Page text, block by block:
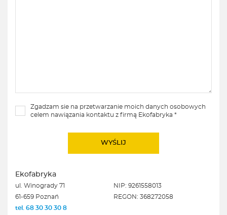
Zgadzam sie na przetwarzanie moich danych osobowych
celem nawiązania kontaktu z firmą Ekofabryka *
Ekofabryka
ul. Winogrady 71
61-659 Poznań
tel. 68 30 30 30 8
NIP: 9261558013
REGON: 368272058